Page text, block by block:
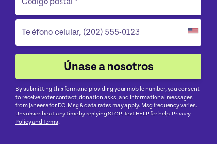
By submitting this form and providing your mobile number, you consent
to receive voter contact, donation asks, and informational messages
from Janeese for DC. Msg & data rates may apply. Msg frequency varies.
Unsubscribe at any time by replying STOP. Text HELP for help. Privacy
Policy and Terms.